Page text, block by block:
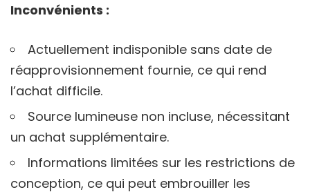
Inconvénients :
Actuellement indisponible sans date de
réapprovisionnement fournie, ce qui rend
l’achat difficile.
Source lumineuse non incluse, nécessitant
un achat supplémentaire.
Informations limitées sur les restrictions de
conception, ce qui peut embrouiller les